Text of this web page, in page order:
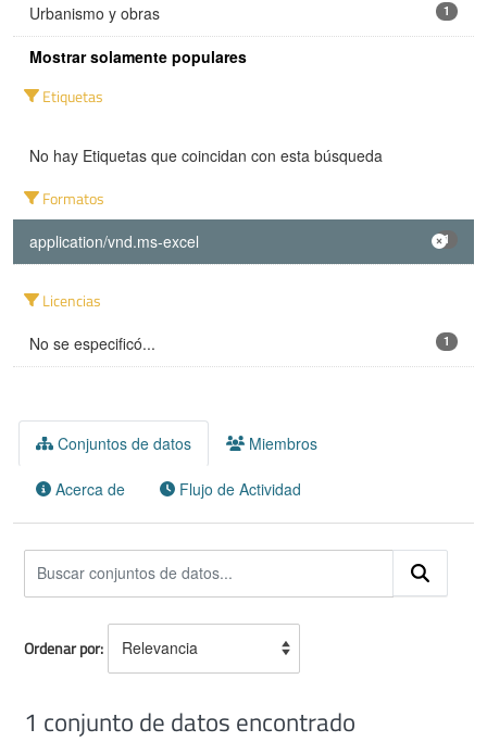
Urbanismo y obras 1
Mostrar solamente populares
Etiquetas
No hay Etiquetas que coincidan con esta búsqueda
Formatos
application/vnd.ms-excel 1
Licencias
No se especificó... 1
Conjuntos de datos Miembros
Acerca de Flujo de Actividad
Ordenar por
1 conjunto de datos encontrado